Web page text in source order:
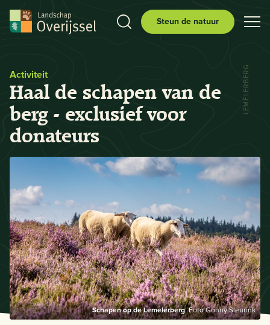
Steun de natuur
Activiteit
Haal de schapen van de
berg - exclusief voor
donateurs
Schapen op de LemelerbergFoto Gonny Sleurink
LEMELERBERG